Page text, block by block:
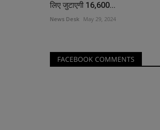
लिए जुटाएगी 16,600...
News Desk May 29, 2024
FACEBOOK COMMENTS